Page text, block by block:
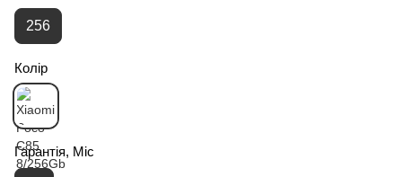
256
Колір
Гарантія, Міс